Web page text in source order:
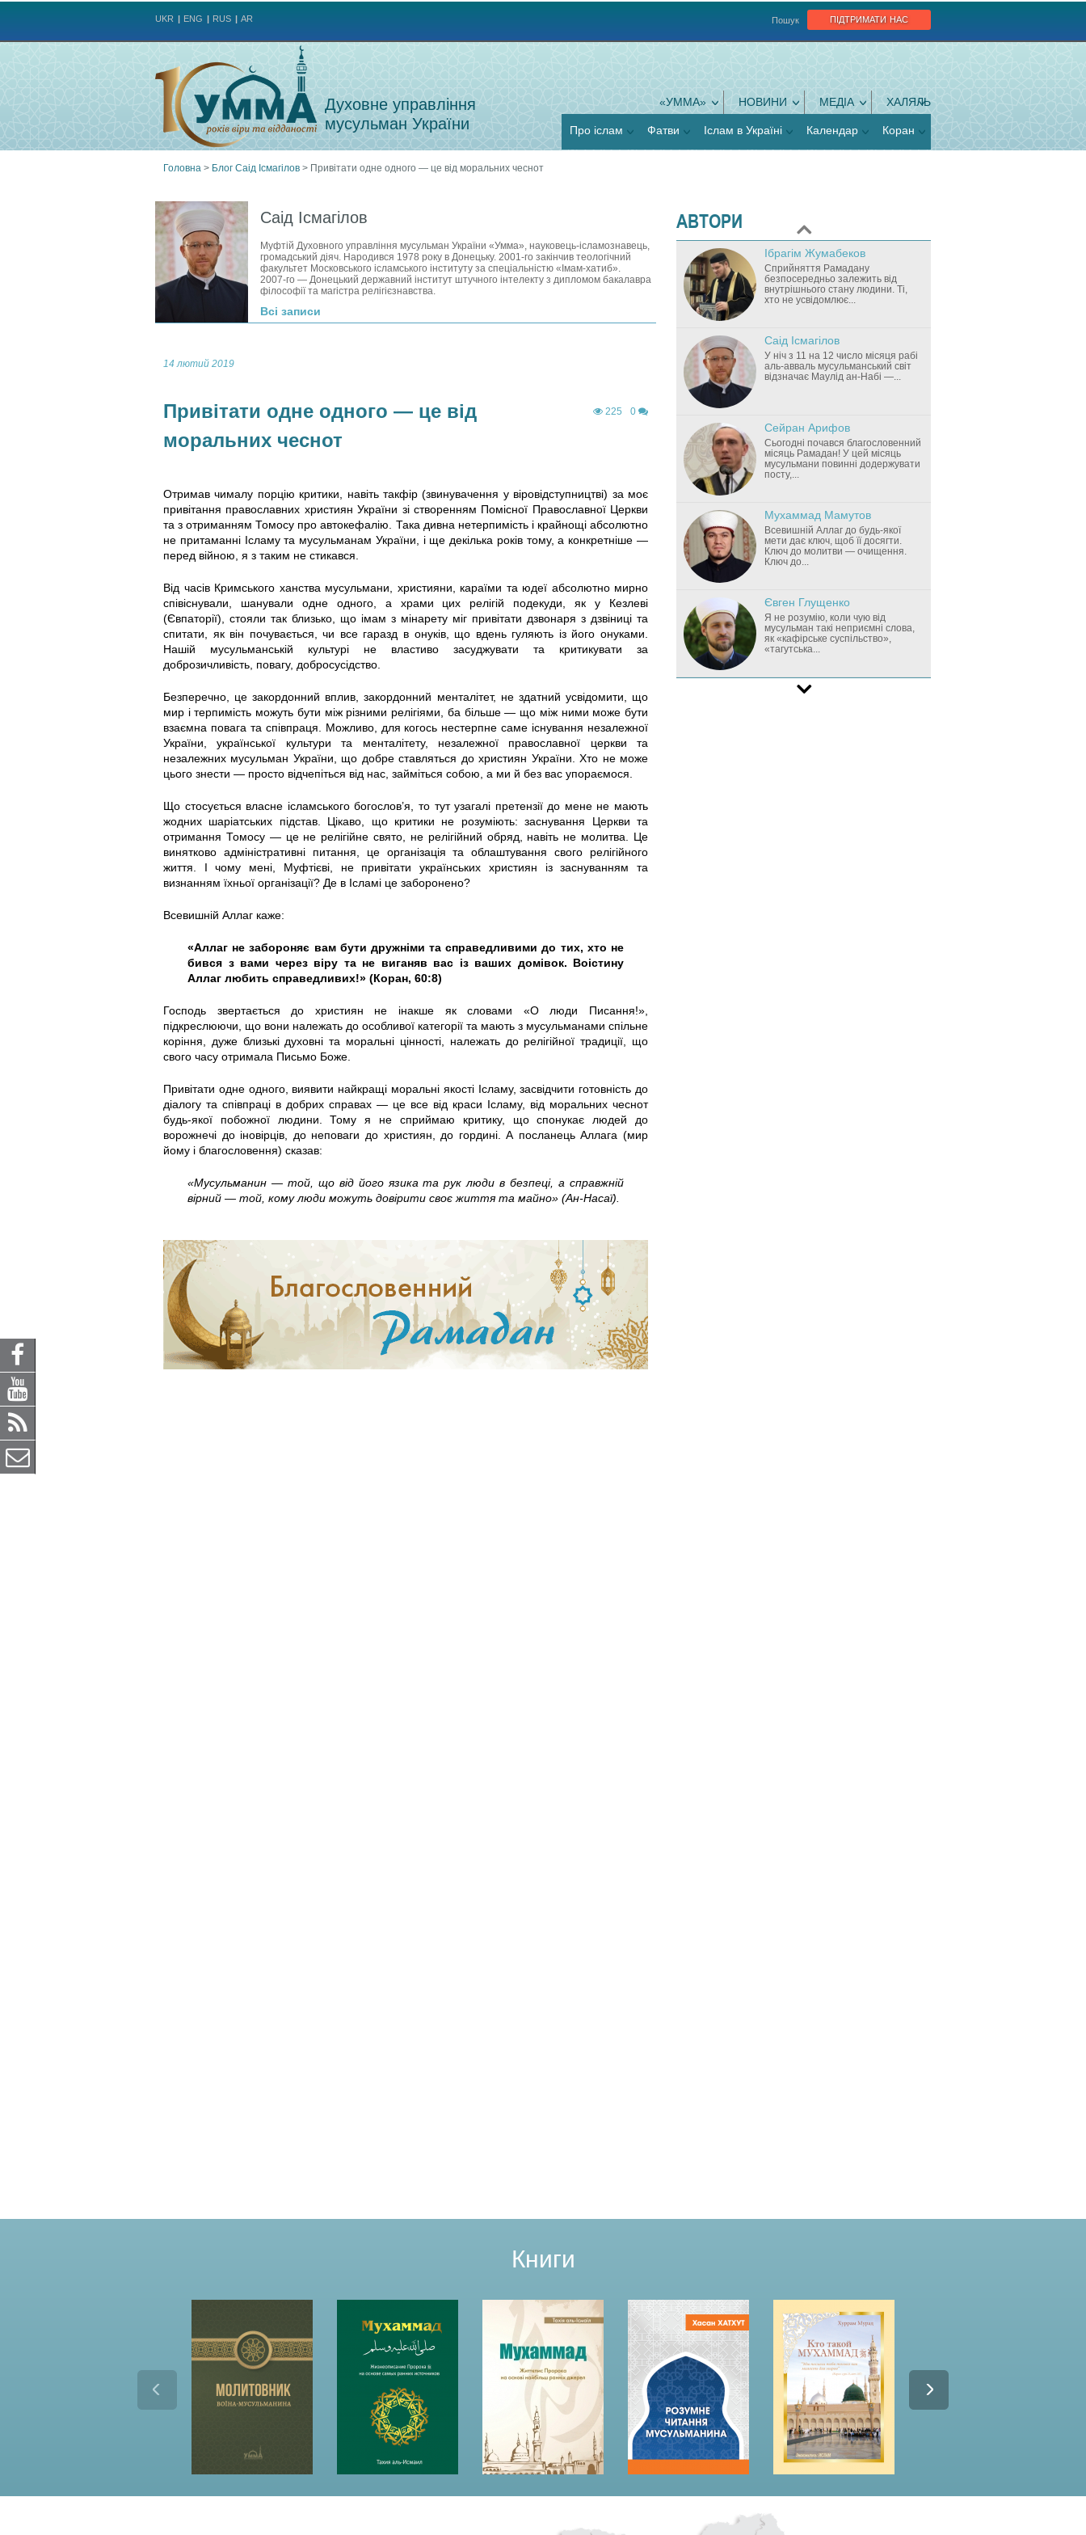
підтримати нас
Пошук
UKR ENG RUS AR
Духовне управління
мусульман України
«УММА» НОВИНИ МЕДІА ХАЛЯЛЬ
Про іслам Фатви Іслам в Україні Календар Коран
є
тут
Головна > Блог Саід Ісмагілов > Привітати одне одного — це від моральних чеснот
Саід Ісмагілов
Муфтій Духовного управління мусульман України «Умма», науковець-ісламознавець,
громадський діяч. Народився 1978 року в Донецьку. 2001‑го закінчив теологічний
факультет Московського ісламського інституту за спеціальністю «Імам-хатиб».
2007‑го — Донецький державний інститут штучного інтелекту з дипломом бакалавра
філософії та магістра релігієзнавства.
Всі записи
14 лютий 2019
225 0
Привітати одне одного — це від
моральних чеснот
Отримав чималу порцію критики, навіть такфір (звинувачення у віровідступництві) за моє
привітання православних християн України зі створенням Помісної Православної Церкви
та з отриманням Томосу про автокефалію. Така дивна нетерпимість і крайнощі абсолютно
не притаманні Ісламу та мусульманам України, і ще декілька років тому, а конкретніше —
перед війною, я з таким не стикався.
Від часів Кримського ханства мусульмани, християни, караїми та юдеї абсолютно мирно
співіснували, шанували одне одного, а храми цих релігій подекуди, як у Кезлеві
(Євпаторії), стояли так близько, що імам з мінарету міг привітати дзвонаря з дзвіниці та
спитати, як він почувається, чи все гаразд в онуків, що вдень гуляють із його онуками.
Нашій мусульманській культурі не властиво засуджувати та критикувати за
доброзичливість, повагу, добросусідство.
Безперечно, це закордонний вплив, закордонний менталітет, не здатний усвідомити, що
мир і терпимість можуть бути між різними релігіями, ба більше — що між ними може бути
взаємна повага та співпраця. Можливо, для когось нестерпне саме існування незалежної
України, української культури та менталітету, незалежної православної церкви та
незалежних мусульман України, що добре ставляться до християн України. Хто не може
цього знести — просто відчепіться від нас, займіться собою, а ми й без вас упораємося.
Що стосується власне ісламського богослов’я, то тут узагалі претензії до мене не мають
жодних шаріатських підстав. Цікаво, що критики не розуміють: заснування Церкви та
отримання Томосу — це не релігійне свято, не релігійний обряд, навіть не молитва. Це
винятково адміністративні питання, це організація та облаштування свого релігійного
життя. І чому мені, Муфтієві, не привітати українських християн із заснуванням та
визнанням їхньої організації? Де в Ісламі це заборонено?
Всевишній Аллаг каже:
«Аллаг не забороняє вам бути дружніми та справедливими до тих, хто не
бився з вами через віру та не виганяв вас із ваших домівок. Воістину
Аллаг любить справедливих!» (Коран, 60:8)
Господь звертається до християн не інакше як словами «О люди Писання!»,
підкреслюючи, що вони належать до особливої категорії та мають з мусульманами спільне
коріння, дуже близькі духовні та моральні цінності, належать до релігійної традиції, що
свого часу отримала Письмо Боже.
Привітати одне одного, виявити найкращі моральні якості Ісламу, засвідчити готовність до
діалогу та співпраці в добрих справах — це все від краси Ісламу, від моральних чеснот
будь-якої побожної людини. Тому я не сприймаю критику, що спонукає людей до
ворожнечі до іновірців, до неповаги до християн, до гордині. А посланець Аллага (мир
йому і благословення) сказав:
«Мусульманин — той, що від його язика та рук люди в безпеці, а справжній
вірний — той, кому люди можуть довірити своє життя та майно» (Ан-Насаї).
АВТОРИ
Ібрагім Жумабеков
Cприйняття Рамадану
безпосередньо залежить від
внутрішнього стану людини. Ті,
хто не усвідомлює...
Саід Ісмагілов
У ніч з 11 на 12 число місяця рабі
аль-авваль мусульманський світ
відзначає Маулід ан-Набі —...
Сейран Арифов
Сьогодні почався благословенний
місяць Рамадан! У цей місяць
мусульмани повинні додержувати
посту,...
Мухаммад Мамутов
Всевишній Аллаг до будь-якої
мети дає ключ, щоб її досягти.
Ключ до молитви — очищення.
Ключ до...
Євген Глущенко
Я не розумію, коли чую від
мусульман такі неприємні слова,
як «кафірське суспільство»,
«тагутська...
Мурат Сулейманов
Книги